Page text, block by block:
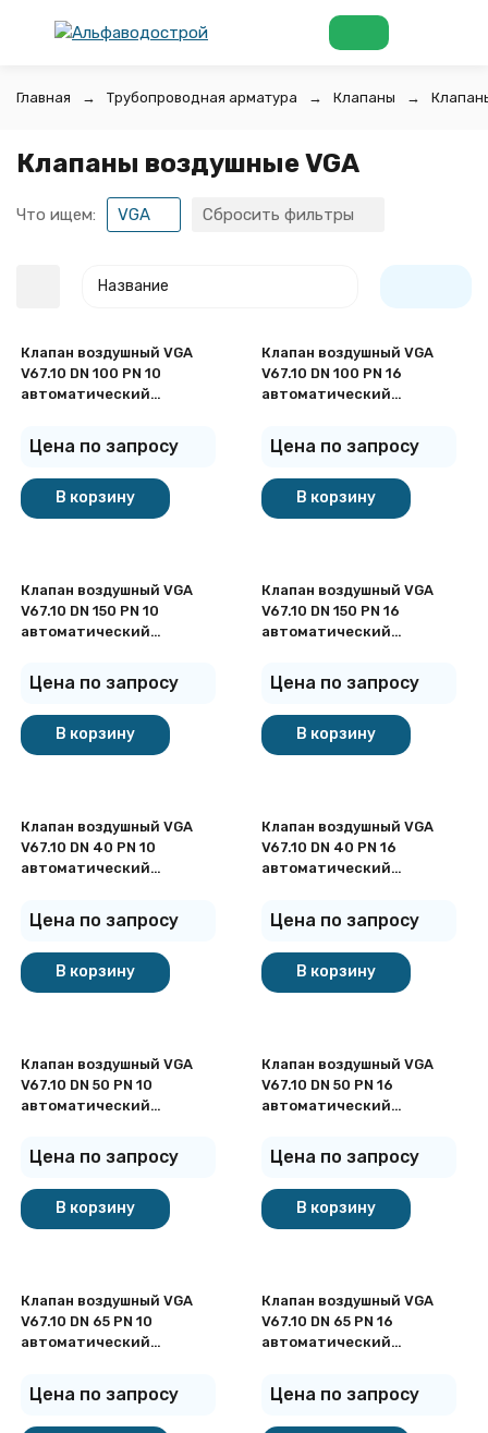
Главная Трубопроводная арматура Клапаны
Клапаны воздушные VGA
Что ищем: VGA Сбросить фильтры
Название
покупателей
Клапан воздушный VGA
V67.10 DN 100 PN 10
автоматический
Цена по запросу
В корзину
Клапан воздушный VGA
V67.10 DN 100 PN 16
автоматический
Цена по запросу
В корзину
Клапан воздушный VGA
V67.10 DN 150 PN 10
автоматический
Цена по запросу
В корзину
Клапан воздушный VGA
V67.10 DN 150 PN 16
автоматический
Цена по запросу
В корзину
Клапан воздушный VGA
V67.10 DN 40 PN 10
автоматический
Цена по запросу
В корзину
Клапан воздушный VGA
V67.10 DN 40 PN 16
автоматический
Цена по запросу
В корзину
Клапан воздушный VGA
V67.10 DN 50 PN 10
автоматический
Цена по запросу
В корзину
Клапан воздушный VGA
V67.10 DN 50 PN 16
автоматический
Цена по запросу
В корзину
Клапан воздушный VGA
V67.10 DN 65 PN 10
автоматический
Цена по запросу
Клапан воздушный VGA
V67.10 DN 65 PN 16
автоматический
Цена по запросу